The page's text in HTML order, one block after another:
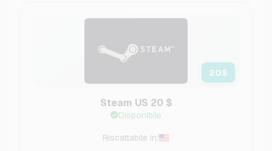
20$
Steam US 20 $
Disponibile
Riscattabile in: